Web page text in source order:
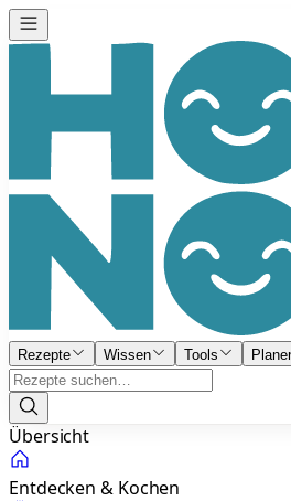
Rezepte Wissen Tools
Übersicht
Entdecken & Kochen